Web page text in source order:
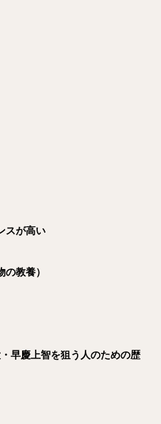
スが高い
教養）
早慶上智を狙う人のための歴